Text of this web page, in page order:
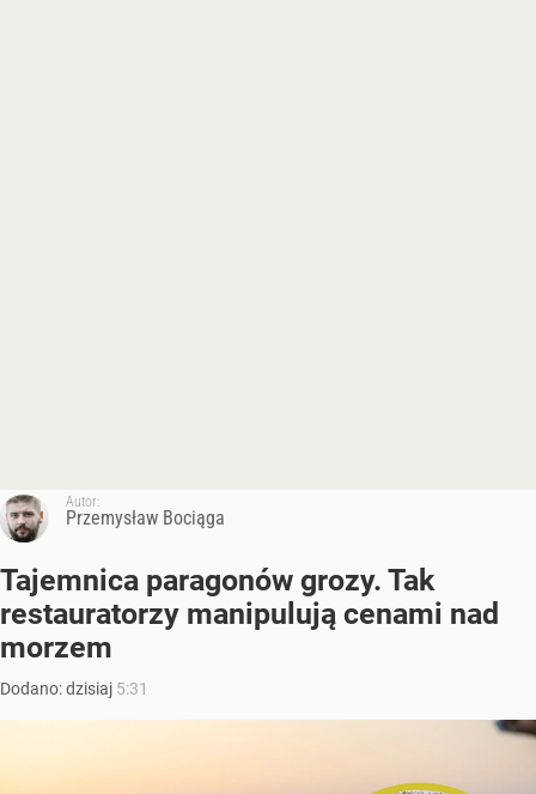
Autor:
Przemysław Bociąga
Tajemnica paragonów grozy. Tak
restauratorzy manipulują cenami nad
morzem
Dodano:dzisiaj 5:31